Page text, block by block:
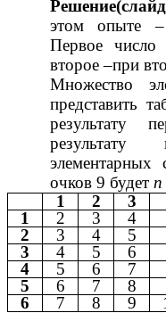
этом опыте –
Первое число
второе –при
Множество
представить
результату
очков 9 будет п
1
2 3
1
2 3 4
2
3 4 5
3
4 5 6
4
5 6 7
5
6 7 8
6
7 8 9